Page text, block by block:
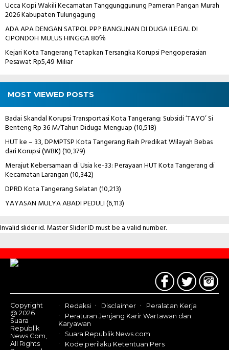
Ucca Kopi Wakili Kecamatan Tanggunggunung Pameran Pangan Murah
2026 Kabupaten Tulungagung
ADA APA DENGAN SATPOL PP? BANGUNAN DI DUGA ILEGAL DI
CIPONDOH MULUS HINGGA 80℅
Kejari Kota Tangerang Tetapkan Tersangka Korupsi Pengoperasian
Pesawat Rp5,49 Miliar
MOST VIEWED POSTS
Badai Skandal Korupsi Transportasi Kota Tangerang: Subsidi ‘TAYO’ Si
Benteng Rp 36 M/Tahun Diduga Menguap(10,518)
HUT ke – 33, DPMPTSP Kota Tangerang Raih Predikat Wilayah Bebas
dari Korupsi (WBK)(10,379)
Merajut Kebersamaan di Usia ke-33: Perayaan HUT Kota Tangerang di
Kecamatan Larangan(10,342)
DPRD Kota Tangerang Selatan(10,213)
YAYASAN MULYA ABADI PEDULI(6,113)
Invalid slider id. Master Slider ID must be a valid number.
Contact
Us
Copyright
@ 2026
Suara
Republik
News.Com,
All Rights
Redaksi Disclaimer
Peralatan Kerja
Peraturan Jenjang Karir Wartawan dan
Karyawan
Suara Republik News.com
Kode perilaku Ketentuan Pers